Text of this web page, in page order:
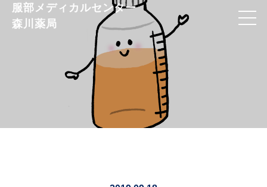
服部メディカルセンター
森川薬局